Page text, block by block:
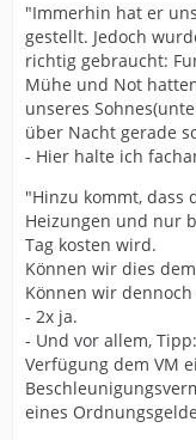
"Immerhin hat er
gestellt. Jedoch
richtig gebraucht:
Mühe und Not
unseres
über Nacht gerade
- Hier halte ich
"Hinzu kommt, dass
Heizungen und nur
Tag kosten wird.
Können wir dies
Können wir
- 2x ja.
- Und vor allem,
Verfügung dem VM
eines